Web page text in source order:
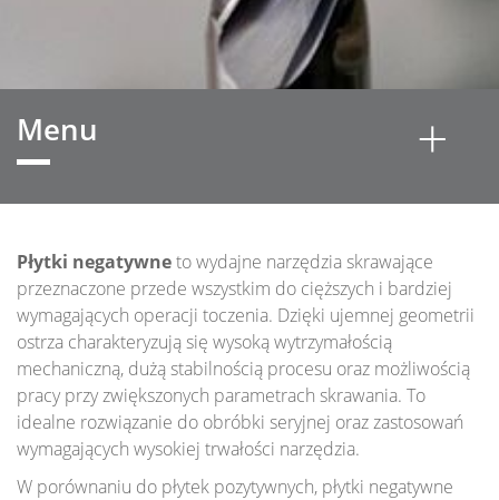
Menu
WYBRANE PRODUKTY
NARZĘDZIA OBROTOWE
Narzędzia Obrotowe - Węglikowe
Narzędzia Obrotowe - Frezowanie
Narzędzia Obrotowe - Wiercenie
NARZĘDZIA TOKARSKIE
Narzędzia Tokarskie - Przecinanie i Rowkowanie
Narzędzia Tokarskie - Toczenie
Płytki negatywneto wydajne narzędzia skrawające
przeznaczone przede wszystkim do cięższych i bardziej
wymagających operacji toczenia. Dzięki ujemnej geometrii
ostrza charakteryzują się wysoką wytrzymałością
mechaniczną, dużą stabilnością procesu oraz możliwością
pracy przy zwiększonych parametrach skrawania. To
idealne rozwiązanie do obróbki seryjnej oraz zastosowań
wymagających wysokiej trwałości narzędzia.
W porównaniu do płytek pozytywnych, płytki negatywne